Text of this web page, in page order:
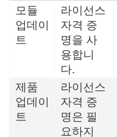
모듈
업데이
트
라이선스
자격 증
명을 사
용합니
다.
제품
업데이
트
라이선스
자격 증
명은 필
요하지